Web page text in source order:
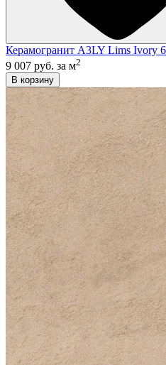
Керамогранит A3LY Lims Ivory
9 007 руб. за м2
В корзину